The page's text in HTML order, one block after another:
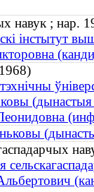
навук ; нар.
інстытут
(дынастыя